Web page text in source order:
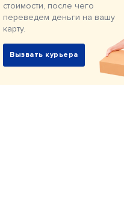
стоимости, после чего
переведем деньги на вашу
карту.
Вызвать курьера